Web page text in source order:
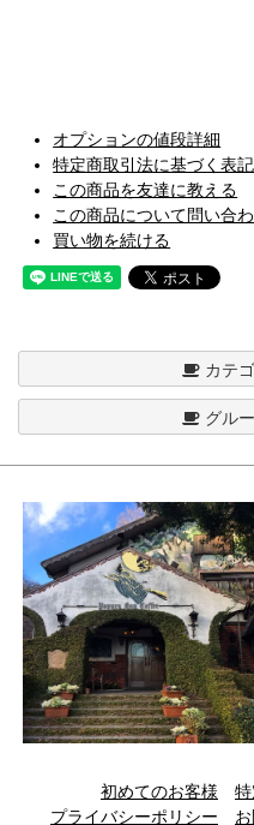
オプションの値段詳細
特定商取引法に基づく表記
この商品を友達に教える
この商品について問い合
買い物を続ける
カテ
グル
初めてのお客様
プライバシーポリシー